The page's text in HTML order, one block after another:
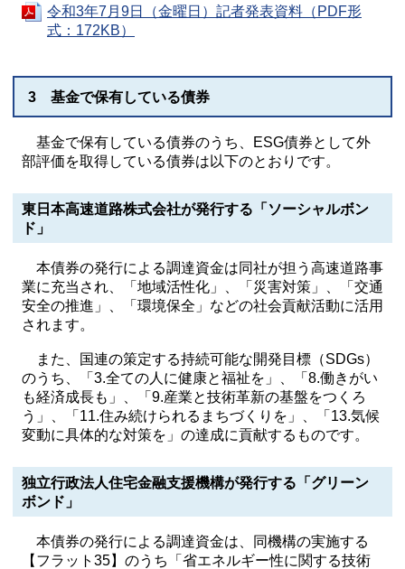
令和3年7月9日（金曜日）記者発表資料（PDF形
式：172KB）
3 基金で保有している債券
基金で保有している債券のうち、ESG債券として外
部評価を取得している債券は以下のとおりです。
東日本高速道路株式会社が発行する「ソーシャルボン
ド」
本債券の発行による調達資金は同社が担う高速道路事
業に充当され、「地域活性化」、「災害対策」、「交通
安全の推進」、「環境保全」などの社会貢献活動に活用
されます。
また、国連の策定する持続可能な開発目標（SDGs）
のうち、「3.全ての人に健康と福祉を」、「8.働きがい
も経済成長も」、「9.産業と技術革新の基盤をつくろ
う」、「11.住み続けられるまちづくりを」、「13.気候
変動に具体的な対策を」の達成に貢献するものです。
独立行政法人住宅金融支援機構が発行する「グリーン
ボンド」
本債券の発行による調達資金は、同機構の実施する
【フラット35】のうち「省エネルギー性に関する技術